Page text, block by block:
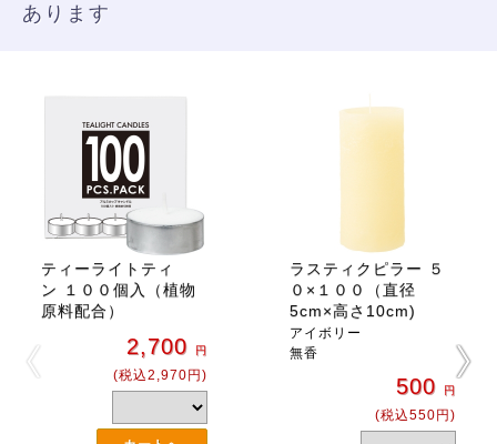
あります
ティーライトティ
ン １００個入（植物
原料配合）
2,700 円
(税込2,970円)
ラスティクピラー ５
０×１００（直径
5cm×高さ10cm)
アイボリー
無香
500 円
(税込550円)